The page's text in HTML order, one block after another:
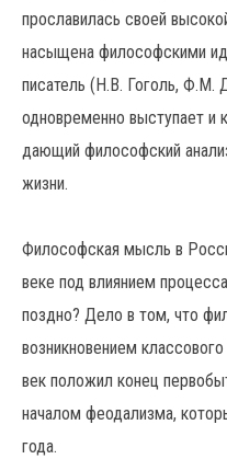
прославилась своей
насыщена философскими
писатель (Н.В. Гоголь, Ф.М.
одновременно выступает и
дающий философский
жизни.
Философская мысль в
веке под влиянием
поздно? Дело в том, что
возникновением
век положил конец
началом феодализма,
года.